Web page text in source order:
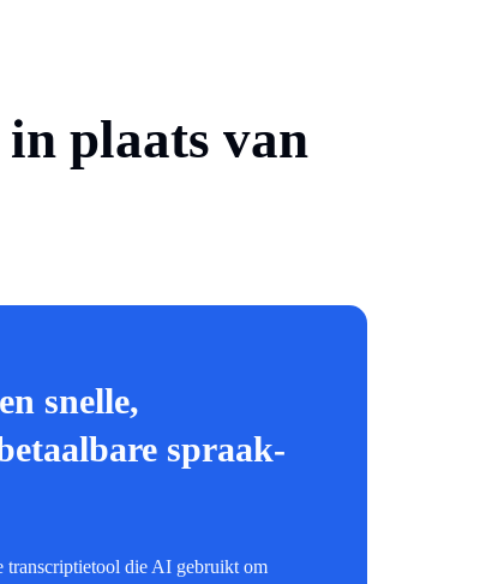
plaats van
snelle,
spraak-
transcriptietool die AI gebruikt om